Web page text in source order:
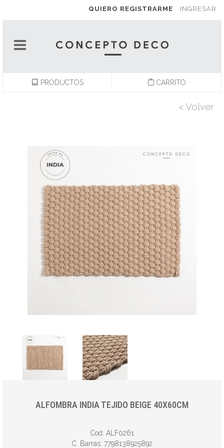
QUIERO REGISTRARME INGRESAR
PRODUCTOS CARRITO
< Volver
ALFOMBRA INDIA TEJIDO BEIGE 40X60CM
Cod: ALF0261
C. Barras: 7798138925892